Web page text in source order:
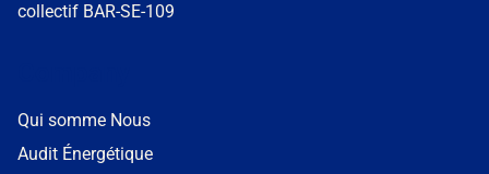
collectif BAR-SE-109
Qui somme Nous
Audit Énergétique